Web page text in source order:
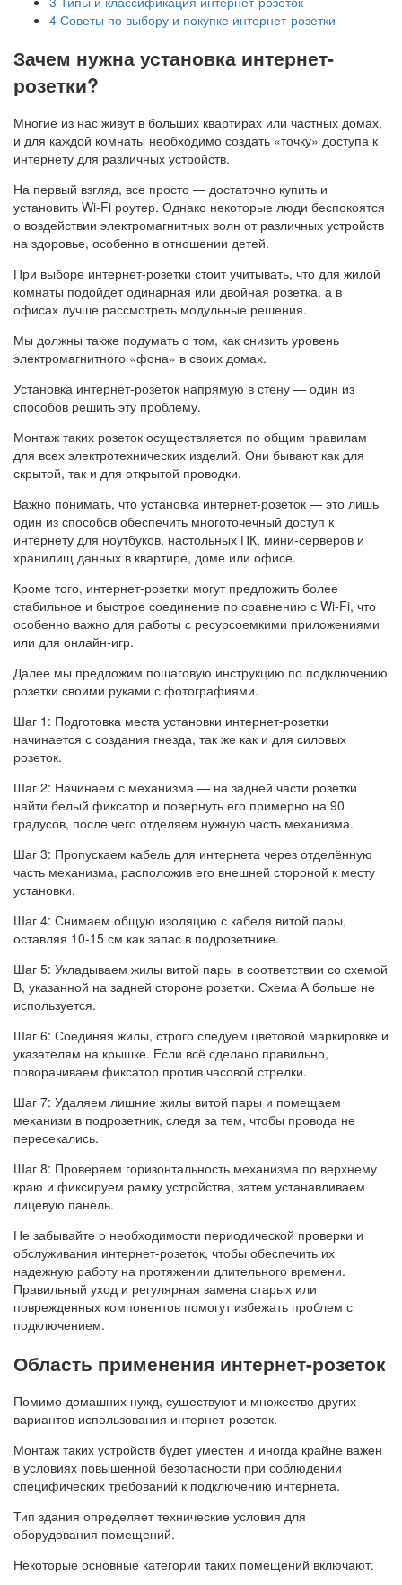
4 Советы по выбору и покупке интернет-розетки
Зачем нужна установка интернет-
розетки?
Многие из нас живут в больших квартирах или частных домах,
и для каждой комнаты необходимо создать «точку» доступа к
интернету для различных устройств.
На первый взгляд, все просто — достаточно купить и
установить Wi-Fi роутер. Однако некоторые люди беспокоятся
о воздействии электромагнитных волн от различных устройств
на здоровье, особенно в отношении детей.
При выборе интернет-розетки стоит учитывать, что для жилой
комнаты подойдет одинарная или двойная розетка, а в
офисах лучше рассмотреть модульные решения.
Мы должны также подумать о том, как снизить уровень
электромагнитного «фона» в своих домах.
Установка интернет-розеток напрямую в стену — один из
способов решить эту проблему.
Монтаж таких розеток осуществляется по общим правилам
для всех электротехнических изделий. Они бывают как для
скрытой, так и для открытой проводки.
Важно понимать, что установка интернет-розеток — это лишь
один из способов обеспечить многоточечный доступ к
интернету для ноутбуков, настольных ПК, мини-серверов и
хранилищ данных в квартире, доме или офисе.
Кроме того, интернет-розетки могут предложить более
стабильное и быстрое соединение по сравнению с Wi-Fi, что
особенно важно для работы с ресурсоемкими приложениями
или для онлайн-игр.
Далее мы предложим пошаговую инструкцию по подключению
розетки своими руками с фотографиями.
Шаг 1: Подготовка места установки интернет-розетки
начинается с создания гнезда, так же как и для силовых
розеток.
Шаг 2: Начинаем с механизма — на задней части розетки
найти белый фиксатор и повернуть его примерно на 90
градусов, после чего отделяем нужную часть механизма.
Шаг 3: Пропускаем кабель для интернета через отделённую
часть механизма, расположив его внешней стороной к месту
установки.
Шаг 4: Снимаем общую изоляцию с кабеля витой пары,
оставляя 10-15 см как запас в подрозетнике.
Шаг 5: Укладываем жилы витой пары в соответствии со схемой
В, указанной на задней стороне розетки. Схема А больше не
используется.
Шаг 6: Соединяя жилы, строго следуем цветовой маркировке и
указателям на крышке. Если всё сделано правильно,
поворачиваем фиксатор против часовой стрелки.
Шаг 7: Удаляем лишние жилы витой пары и помещаем
механизм в подрозетник, следя за тем, чтобы провода не
пересекались.
Шаг 8: Проверяем горизонтальность механизма по верхнему
краю и фиксируем рамку устройства, затем устанавливаем
лицевую панель.
Не забывайте о необходимости периодической проверки и
обслуживания интернет-розеток, чтобы обеспечить их
надежную работу на протяжении длительного времени.
Правильный уход и регулярная замена старых или
поврежденных компонентов помогут избежать проблем с
подключением.
Область применения интернет-розеток
Помимо домашних нужд, существуют и множество других
вариантов использования интернет-розеток.
Монтаж таких устройств будет уместен и иногда крайне важен
в условиях повышенной безопасности при соблюдении
специфических требований к подключению интернета.
Тип здания определяет технические условия для
оборудования помещений.
Некоторые основные категории таких помещений включают: